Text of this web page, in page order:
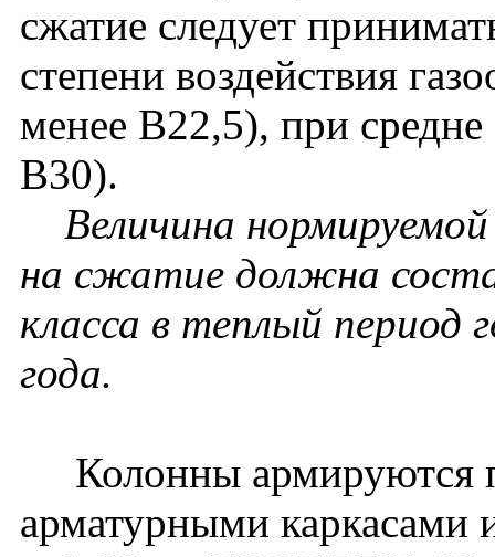
сжатие следует
степени воздействия
менее В22,5), при
В30).
Величина
на сжатие должна
класса в теплый период
года.
Колонны армируются
арматурными каркасами